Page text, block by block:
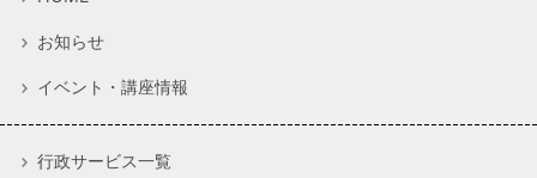
お知らせ
イベント・講座情報
行政サービス一覧